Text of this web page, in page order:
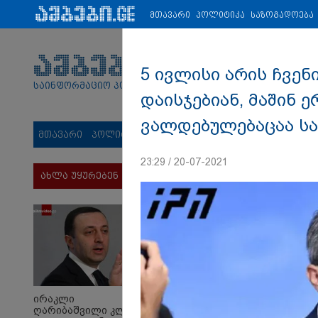
პარტნიორები: ახალი ამბები ეკონომიკა ვიდეო
საინფორმაციო პორტალი
მთავარი პოლიტიკა საზოგადოება სამართალი
ახლა უყურებენ
ირაკლი
ღარიბაშვილი კლინიკაში
მთავარი პოლიტიკა საზოგადოება
5 ივლისი არის
დაისჯებიან, მაშინ
ვალდებულებაცაა
23:29 / 20-07-2021